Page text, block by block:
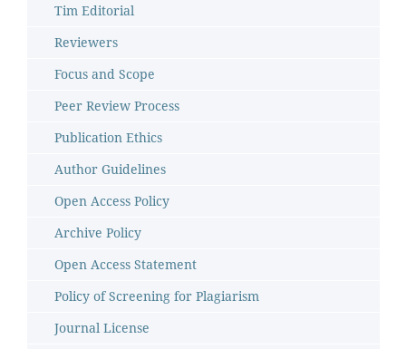
Tim Editorial
Reviewers
Focus and Scope
Peer Review Process
Publication Ethics
Author Guidelines
Open Access Policy
Archive Policy
Open Access Statement
Policy of Screening for Plagiarism
Journal License